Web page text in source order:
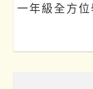
一年級全方